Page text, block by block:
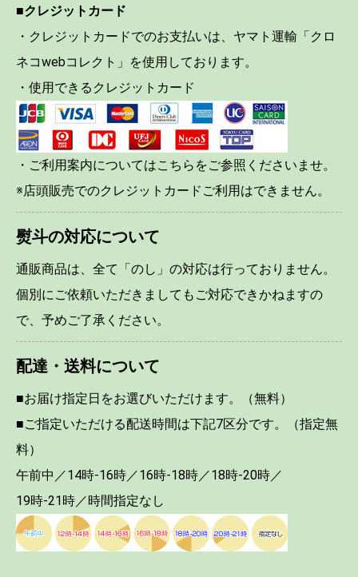
■クレジットカード
・クレジットカードでのお支払いは、ヤマト運輸「クロ
ネコwebコレクト」を使用しております。
・使用できるクレジットカード
・ご利用案内についてはこちらをご参照くださいませ。
※店頭販売でのクレジットカードご利用はできません。
熨斗の対応について
通販商品は、全て「のし」の対応は行っておりません。
個別にご依頼いただきましてもご対応できかねますの
で、予めご了承ください。
配達・送料について
■お届け指定日をお選びいただけます。（無料）
■ご指定いただける配送時間は下記7区分です。（指定無
料）
午前中／14時-16時／16時-18時／18時-20時／
19時-21時／時間指定なし